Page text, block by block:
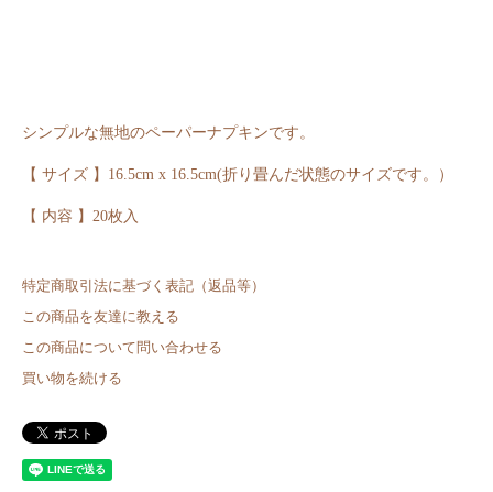
シンプルな無地のペーパーナプキンです。
【 サイズ 】16.5cm x 16.5cm(折り畳んだ状態のサイズです。）
【 内容 】20枚入
特定商取引法に基づく表記（返品等）
この商品を友達に教える
この商品について問い合わせる
買い物を続ける